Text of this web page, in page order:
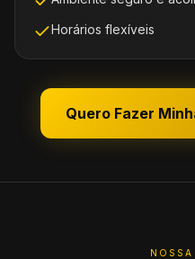
Horários flexíveis
Quero Fazer